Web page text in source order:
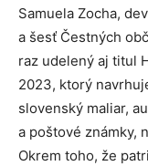
Samuela Zocha,
a šesť Čestných
raz udelený aj titul
2023, ktorý
slovenský maliar,
a poštové známky,
Okrem toho, že